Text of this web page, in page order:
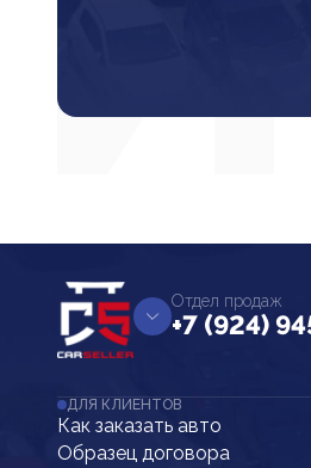
Отдел продаж
+7 (924)
ДЛЯ КЛИЕНТОВ
Как заказать авто
Образец договора